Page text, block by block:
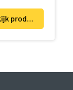
Bekijk product(en)